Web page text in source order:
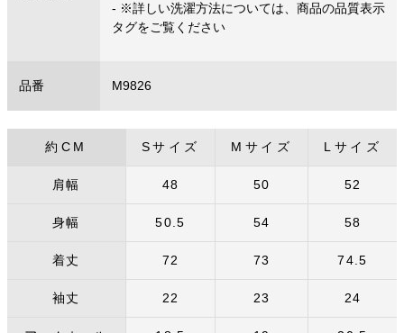
- ※詳しい洗濯方法については、商品の品質表示
タグをご覧ください
品番 M9826
約CM Sサイズ Mサイズ Lサイズ
肩幅 48 50 52
身幅 50.5 54 58
着丈 72 73 74.5
袖丈 22 23 24